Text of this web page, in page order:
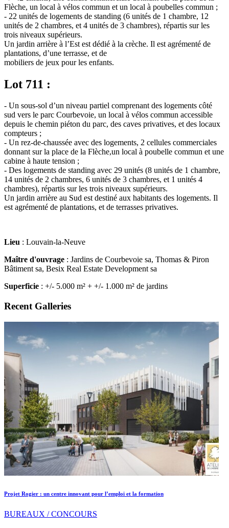
Flèche, un local à vélos commun et un local à poubelles commun ;
- 22 unités de logements de standing (6 unités de 1 chambre, 12
unités de 2 chambres, et 4 unités de 3 chambres), répartis sur les
trois niveaux supérieurs.
Un jardin arrière à l’Est est dédié à la crèche. Il est agrémenté de
plantations, d’une terrasse, et de
mobiliers de jeux pour les enfants.
Lot 711 :
- Un sous-sol d’un niveau partiel comprenant des logements côté
sud vers le parc Courbevoie, un local à vélos commun accessible
depuis le chemin piéton du parc, des caves privatives, et des locaux
compteurs ;
- Un rez-de-chaussée avec des logements, 2 cellules commerciales
donnant sur la place de la Flèche,un local à poubelle commun et une
cabine à haute tension ;
- Des logements de standing avec 29 unités (8 unités de 1 chambre,
14 unités de 2 chambres, 6 unités de 3 chambres, et 1 unités 4
chambres), répartis sur les trois niveaux supérieurs.
Un jardin arrière au Sud est destiné aux habitants des logements. Il
est agrémenté de plantations, et de terrasses privatives.
Lieu : Louvain-la-Neuve
Maître d'ouvrage : Jardins de Courbevoie sa, Thomas & Piron
Bâtiment sa, Besix Real Estate Development sa
Superficie : +/- 5.000 m² + +/- 1.000 m² de jardins
Recent Galleries
Projet Rogier : un centre innovant pour l’emploi et la formation
BUREAUX / CONCOURS